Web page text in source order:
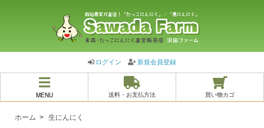
ログイン 新規会員登録
MENU 送料・お支払方法 買い物カゴ
ホーム > 生にんにく